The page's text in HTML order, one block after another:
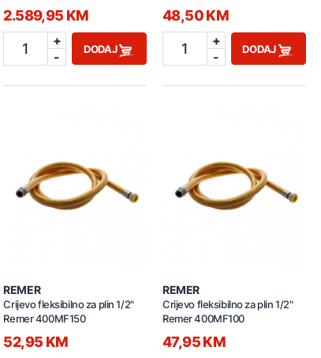
2.589,95 KM
1
+
-
DODAJ
48,50 KM
1
+
-
DODAJ
REMER
Crijevo fleksibilno za plin 1/2"
Remer 400MF150
52,95 KM
REMER
Crijevo fleksibilno za plin 1/2"
Remer 400MF100
47,95 KM